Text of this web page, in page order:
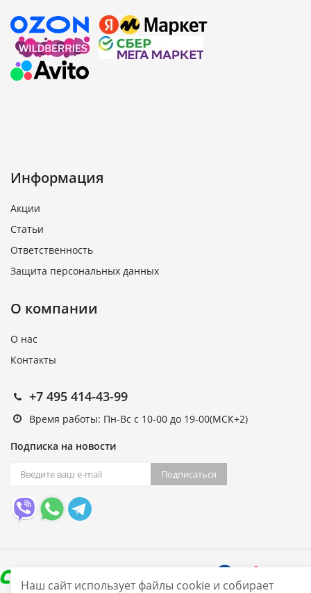
Информация
Акции
Статьи
Ответственность
Защита персональных данных
О компании
О нас
Контакты
+7 495 414-43-99
Время работы: Пн-Вс с 10-00 до 19-00(МСК+2)
Подписка на новости
Подписаться
Наш сайт использует файлы cookie и собирает